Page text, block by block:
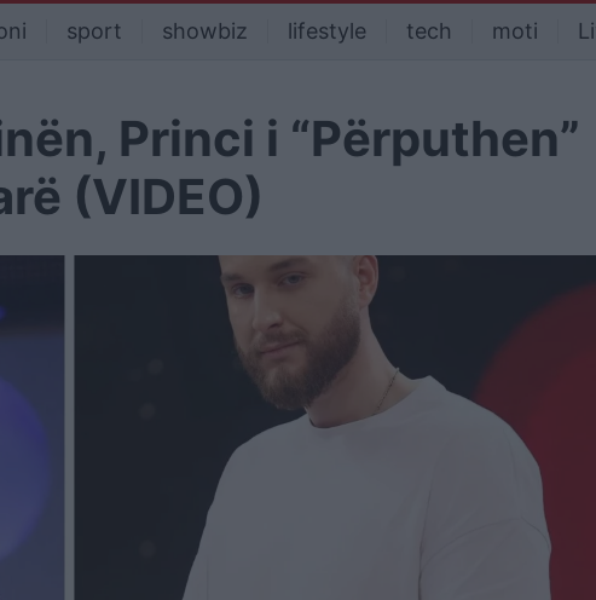
sport showbiz lifestyle tech moti
Princi i “Përputhen”
(VIDEO)